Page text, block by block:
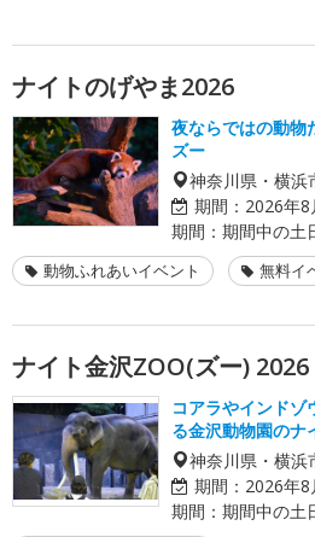
ナイトのげやま2026
夜ならではの動物
ズー
神奈川県・横浜
期間： 2026年
期間：期間中の土
動物ふれあいイベント 無料イ
ナイト金沢ZOO(ズー) 2026
コアラやインドゾ
る金沢動物園のナ
神奈川県・横浜
期間： 2026年
期間：期間中の土